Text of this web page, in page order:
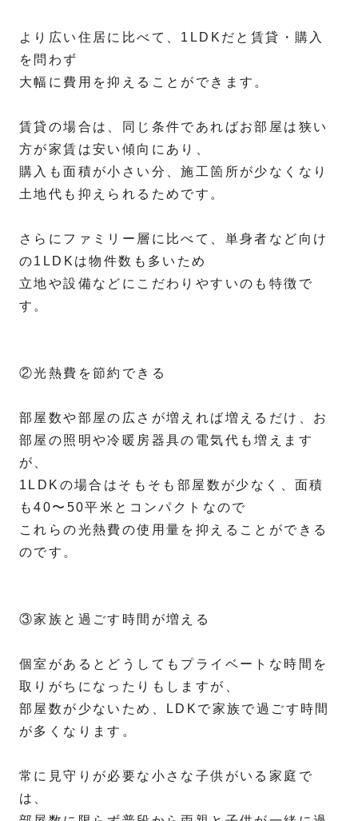
より広い住居に比べて、1LDKだと賃貸・購入
を問わず
大幅に費用を抑えることができます。
賃貸の場合は、同じ条件であればお部屋は狭い
方が家賃は安い傾向にあり、
購入も面積が小さい分、施工箇所が少なくなり
土地代も抑えられるためです。
さらにファミリー層に比べて、単身者など向け
の1LDKは物件数も多いため
立地や設備などにこだわりやすいのも特徴で
す。
②光熱費を節約できる
部屋数や部屋の広さが増えれば増えるだけ、お
部屋の照明や冷暖房器具の電気代も増えます
が、
1LDKの場合はそもそも部屋数が少なく、面積
も40〜50平米とコンパクトなので
これらの光熱費の使用量を抑えることができる
のです。
③家族と過ごす時間が増える
個室があるとどうしてもプライベートな時間を
取りがちになったりもしますが、
部屋数が少ないため、LDKで家族で過ごす時間
が多くなります。
常に見守りが必要な小さな子供がいる家庭で
は、